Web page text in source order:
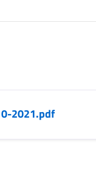
2021.pdf